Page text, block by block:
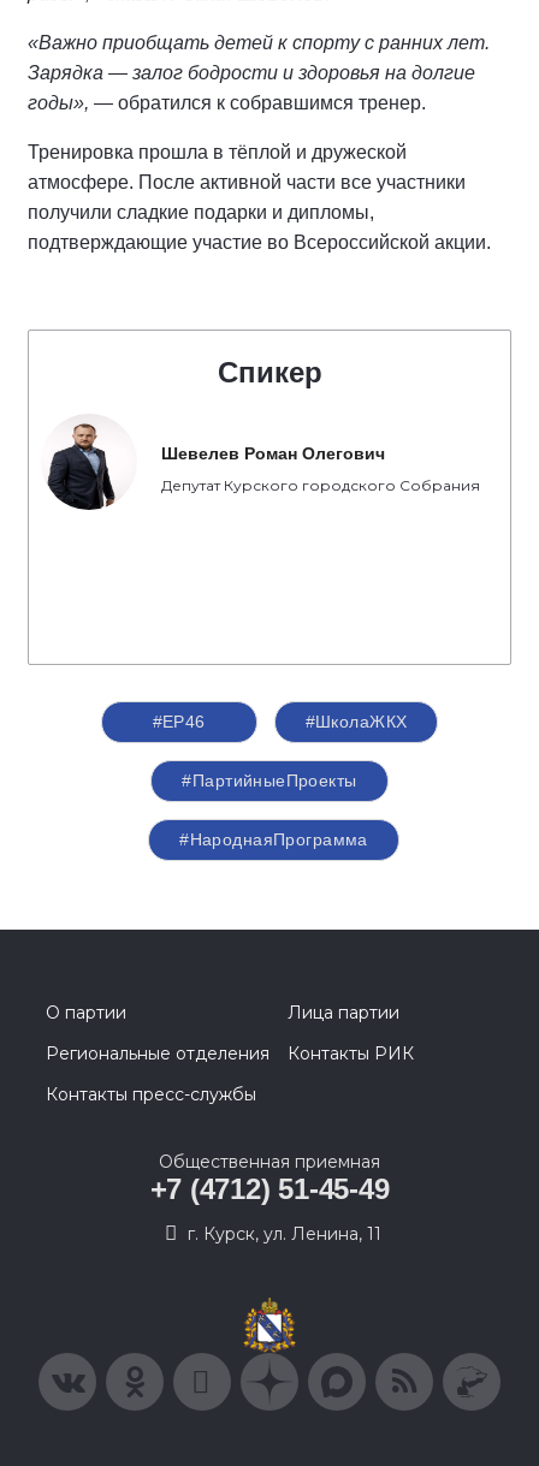
«Важно приобщать детей к спорту с ранних лет.
Зарядка — залог бодрости и здоровья на долгие
годы», — обратился к собравшимся тренер.
Тренировка прошла в тёплой и дружеской
атмосфере. После активной части все участники
получили сладкие подарки и дипломы,
подтверждающие участие во Всероссийской акции.
Спикер
Шевелев Роман Олегович
Депутат Курского городского Собрания
#ЕР46 #ШколаЖКХ
#ПартийныеПроекты
#НароднаяПрограмма
О партии
Лица партии
Региональные отделения
Контакты РИК
Контакты пресс-службы
Общественная приемная
+7 (4712) 51-45-49
г. Курск, ул. Ленина, 11